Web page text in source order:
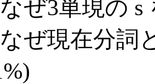
ぜ3単現の
ぜ現在分詞